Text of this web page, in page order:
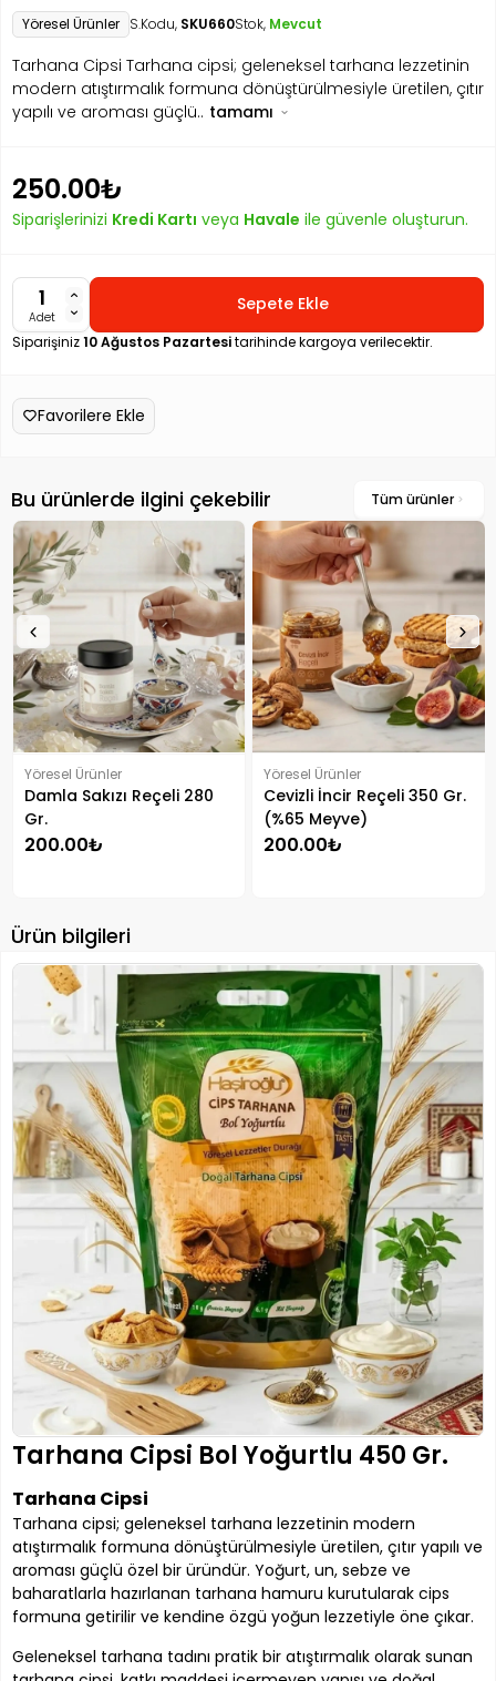
Yöresel Ürünler S.Kodu, SKU660Stok, Mevcut
Tarhana Cipsi Tarhana cipsi; geleneksel tarhana lezzetinin
modern atıştırmalık formuna dönüştürülmesiyle üretilen, çıtır
yapılı ve aroması güçlü.. tamamı
250.00₺
Siparişlerinizi Kredi Kartı veya Havale ile güvenle oluşturun.
Adet
Sepete Ekle
Siparişiniz10 Ağustos Pazartesitarihinde kargoya verilecektir.
Favorilere Ekle
Bu ürünlerde ilgini çekebilir Tüm ürünler
Yöresel Ürünler
Damla Sakızı Reçeli 280
Gr.
200.00₺
Yöresel Ürünler
Cevizli İncir Reçeli 350 Gr.
(%65 Meyve)
200.00₺
Ürün bilgileri
Tarhana Cipsi Bol Yoğurtlu 450 Gr.
Tarhana Cipsi
Tarhana cipsi; geleneksel tarhana lezzetinin modern
atıştırmalık formuna dönüştürülmesiyle üretilen, çıtır yapılı ve
aroması güçlü özel bir üründür. Yoğurt, un, sebze ve
baharatlarla hazırlanan tarhana hamuru kurutularak cips
formuna getirilir ve kendine özgü yoğun lezzetiyle öne çıkar.
Geleneksel tarhana tadını pratik bir atıştırmalık olarak sunan